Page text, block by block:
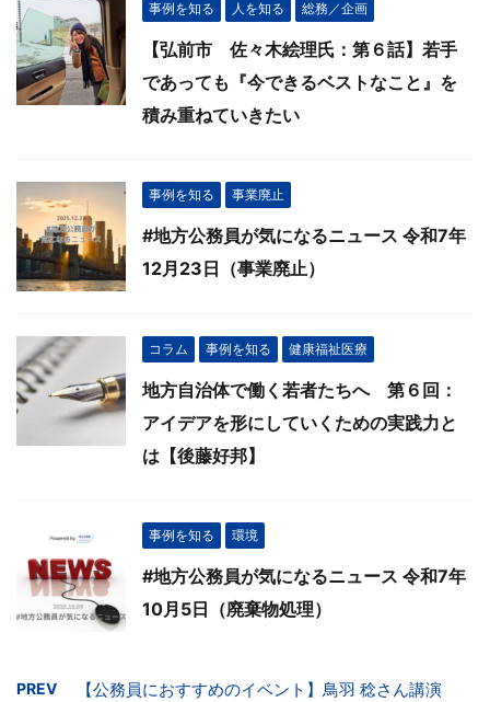
事例を知る 人を知る 総務／企画
【弘前市 佐々木絵理氏：第６話】若手
であっても『今できるベストなこと』を
積み重ねていきたい
事例を知る 事業廃止
#地方公務員が気になるニュース 令和7年
12月23日（事業廃止）
コラム 事例を知る 健康福祉医療
地方自治体で働く若者たちへ 第６回：
アイデアを形にしていくための実践力と
は【後藤好邦】
事例を知る 環境
#地方公務員が気になるニュース 令和7年
10月5日（廃棄物処理）
PREV
【公務員におすすめのイベント】鳥羽 稔さん講演